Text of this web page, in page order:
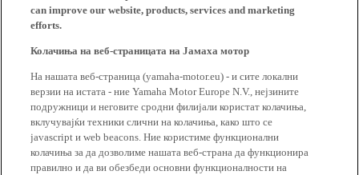
can improve our website, products, services and marketing
efforts.
Колачиња на веб-страницата на Јамаха мотор
На нашата веб-страница (yamaha-motor.eu) - и сите локални
верзии на истата - ние Yamaha Motor Europe N.V., нејзините
подружници и неговите сродни филијали користат колачиња,
вклучувајќи техники слични на колачиња, како што се
javascript и web beacons. Ние користиме функционални
колачиња за да дозволиме нашата веб-страна да функционира
правилно и да ви обезбеди основни функционалности на